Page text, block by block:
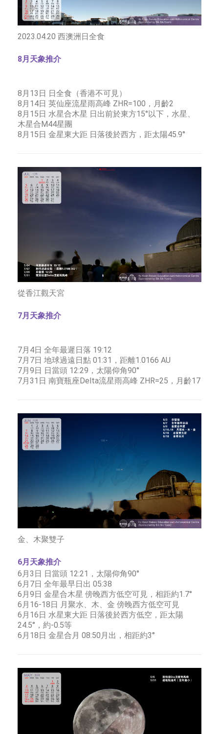
2023.04.20 西澳洲日全食
8月天象推介
8月13日 日全食（香港不可見）
8月14日 英仙座流星雨高峰 ZHR=100，月齡2
8月15日 水星合木星 日出前於東方15°以下，水星、
木星合M44星團
8月15日 金星東大距 日落後於西方，距太陽45.9°
從香江觀天宮
7月天象推介
7月4日 全年最遲日落 19:12
7月7日 地球過遠日點 01:31，距離1.0166 AU
7月9日 日當頭 12:29，太陽仰角90°
7月31日 南寶瓶座Delta流星雨高峰 ZHR=25，月齡17
金、木聚雙子
6月天象推介
6月3日 日當頭 12:21，太陽仰角90°
6月7日 全年最早日出 05:38
6月9日 金星合木星 傍晚西方低空可見，相距約1.7°
6月16-18日 月聚水、木、金 傍晚西方低空可見
6月16日 水星東大距 日落後於西方低空，距太陽
24.5°，約-0.5等
6月18日 金星合月 08:50月出，相距約3°